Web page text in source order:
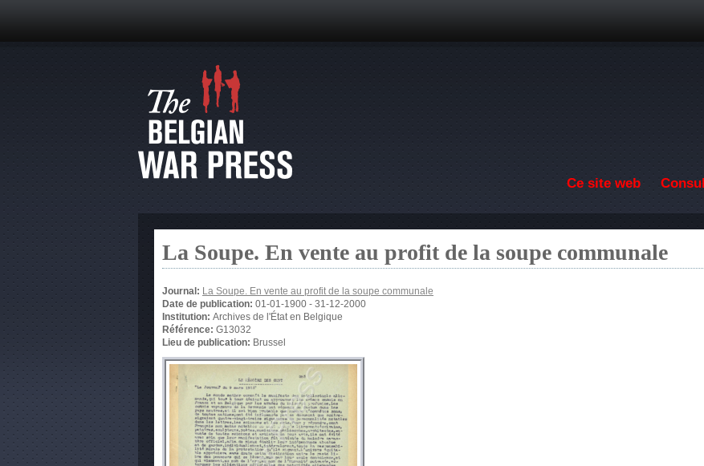
Ce site web
La Soupe. En vente au profit de la soupe communale
Journal: La Soupe. En vente au profit de la soupe communale
Date de publication: 01-01-1900 - 31-12-2000
Institution: Archives de l'État en Belgique
Référence: G13032
Lieu de publication: Brussel